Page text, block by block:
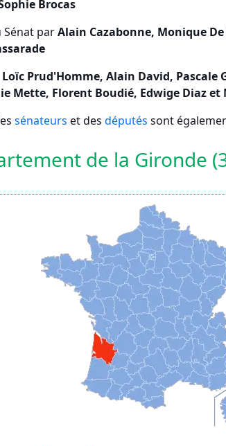
Brocas
Sénat parAlain Cazabonne, Monique
Prud'Homme, Alain David, Pascale
Mette, Florent Boudié, Edwige Diaz et
sénateurs et des députés sont
de la Gironde